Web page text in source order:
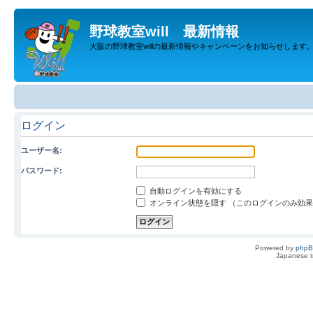
野球教室will 最新情報
大阪の野球教室willの最新情報やキャンペーンをお知らせします
ログイン
ユーザー名:
パスワード:
自動ログインを有効にする
オンライン状態を隠す （このログインのみ効
Powered by
Japanese